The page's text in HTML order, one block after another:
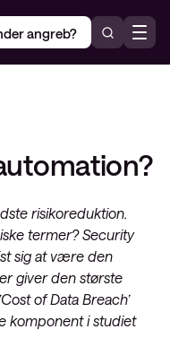
angreb?
risikoreduktion.
termer? Security
sig at være den
giver den største
of Data Breach’
komponent i studiet